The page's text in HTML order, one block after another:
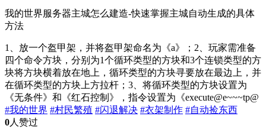
我的世界服务器主城怎么建造-快速掌握主城自动生成的具体
方法
1、放一个盔甲架，并将盔甲架命名为《a》；2、玩家需准备
四个命令方块，分别为1个循环类型的方块和3个连锁类型的方
块将方块横着放在地上，循环类型的方块寻要放在最边上，并
在循环类型的方块上方拉杆；3、将循环类型的方块设置为
《无条件》和《红石控制》，指令设置为《execute@e~~~tp@
#我的世界 #村民繁殖 #闪退解决 #衣架制作 #自动捡东西
0人赞过